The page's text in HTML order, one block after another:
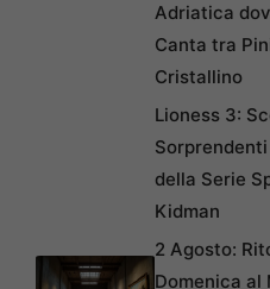
Adriatica
Canta tra
Cristallino
Lioness 3:
della Serie
Kidman
2 Agosto:
Domenica al